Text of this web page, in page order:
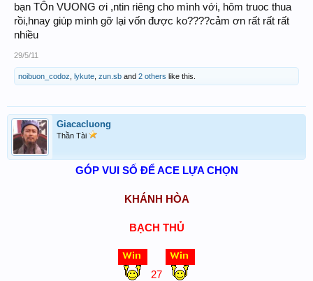
bạn TÔn VUONG ơi ,ntin riêng cho mình với, hôm truoc thua
rồi,hnay giúp mình gỡ lại vốn được ko????cảm ơn rất rất rất
nhiều
29/5/11
noibuon_codoz lykute zun.sb and 2 others like this.
Giacacluong
Thần Tài
GÓP VUI SỐ ĐỂ ACE LỰA CHỌN
KHÁNH HÒA
BẠCH THỦ
27